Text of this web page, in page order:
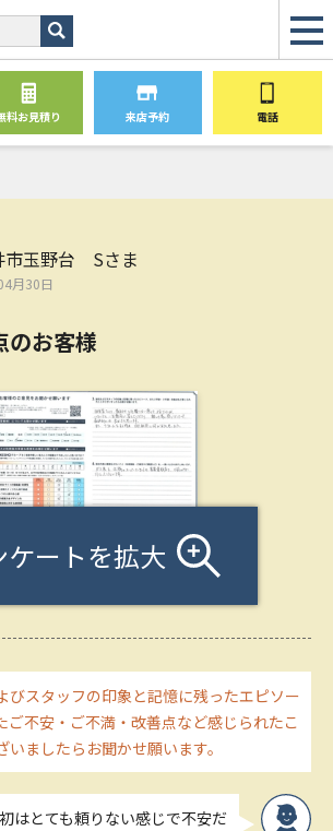
料お見積り 来店予約 電話
市玉野台 Sさま
月30日
のお客様
ケートを拡大
びスタッフの印象と記憶に残ったエピソー
ご不安・ご不満・改善点など感じられたこ
いましたらお聞かせ願います。
はとても頼りない感じで不安だ